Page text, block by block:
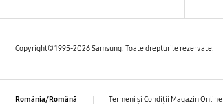
Copyright© 1995-2026 Samsung. Toate drepturile rezervate.
România/Română Termeni și Condiții Magazin Online